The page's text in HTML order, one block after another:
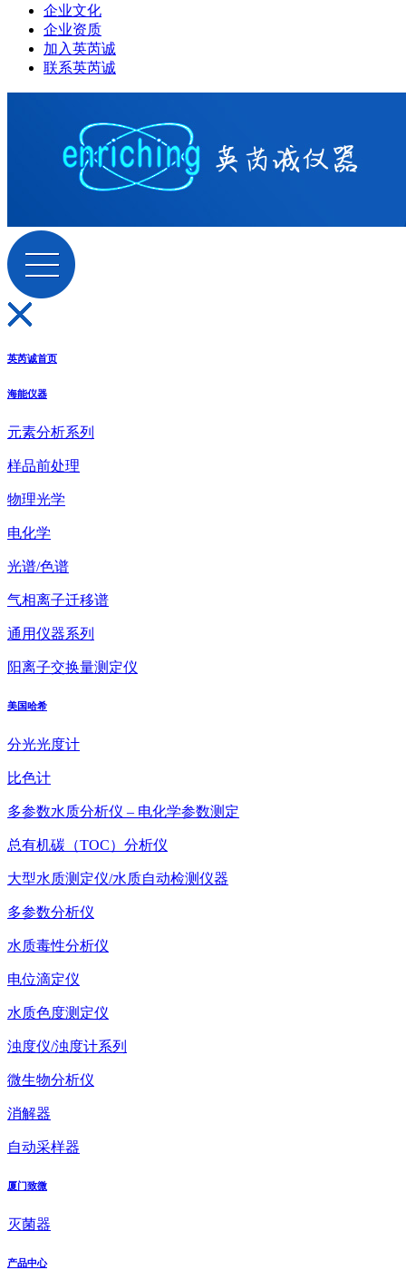
企业文化
企业资质
加入英芮诚
联系英芮诚
英芮诚首页
海能仪器
元素分析系列
样品前处理
物理光学
电化学
光谱/色谱
气相离子迁移谱
通用仪器系列
阳离子交换量测定仪
美国哈希
分光光度计
比色计
多参数水质分析仪 – 电化学参数测定
总有机碳（TOC）分析仪
大型水质测定仪/水质自动检测仪器
多参数分析仪
水质毒性分析仪
电位滴定仪
水质色度测定仪
浊度仪/浊度计系列
微生物分析仪
消解器
自动采样器
厦门致微
灭菌器
产品中心